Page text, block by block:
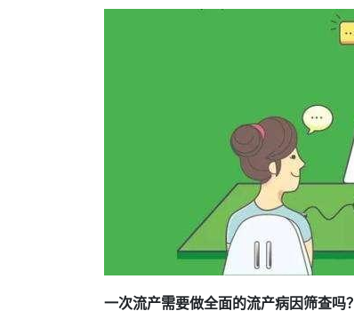
一次流产需要做全面的流产病因筛查吗？